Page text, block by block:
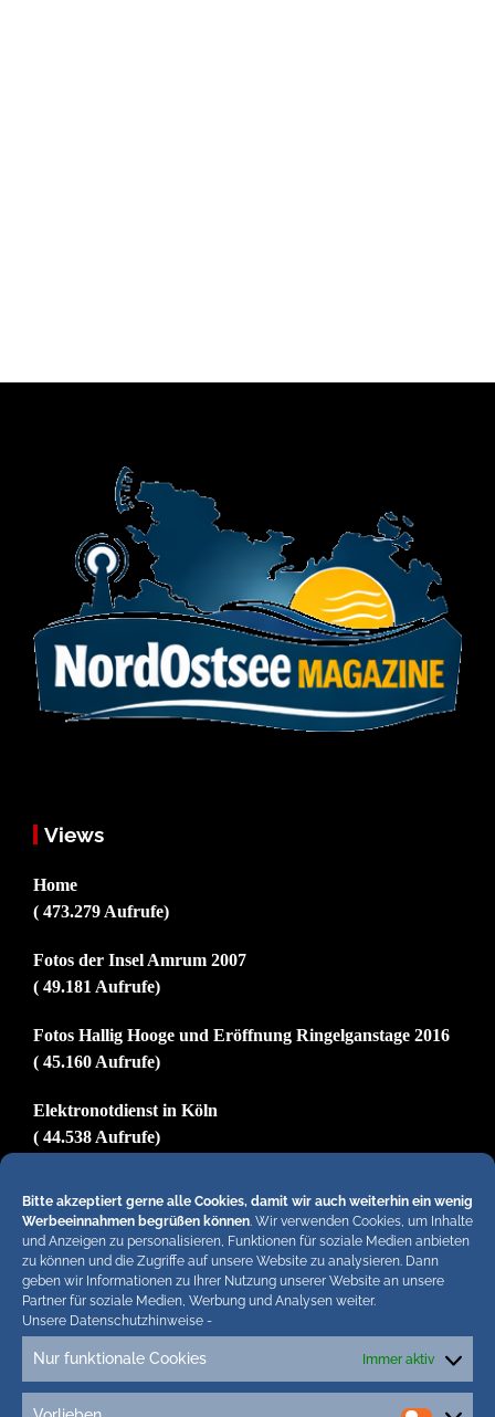
Bitte akzeptiert gerne alle Cookies, damit wir auch weiterhin ein wenig
Werbeeinnahmen begrüßen können. Wir verwenden Cookies, um Inhalte
und Anzeigen zu personalisieren, Funktionen für soziale Medien anbieten
zu können und die Zugriffe auf unsere Website zu analysieren. Dann
geben wir Informationen zu Ihrer Nutzung unserer Website an unsere
Partner für soziale Medien, Werbung und Analysen weiter.
Unsere Datenschutzhinweise -
Nur funktionale Cookies Immer aktiv
Views
Home
( 473.279 Aufrufe)
Fotos der Insel Amrum 2007
( 49.181 Aufrufe)
Fotos Hallig Hooge und Eröffnung Ringelganstage 2016
( 45.160 Aufrufe)
Elektronotdienst in Köln
( 44.538 Aufrufe)
( 37.080 Aufrufe)
Impressum
( 29.849 Aufrufe)